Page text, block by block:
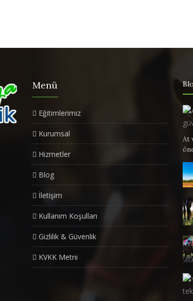
Menü
Eğitimlerimiz
Kurumsal
Hizmetler
Blog
İletişim
Kullanım Koşulları
Gizlilik & Güvenlik
KVKK Metni
At